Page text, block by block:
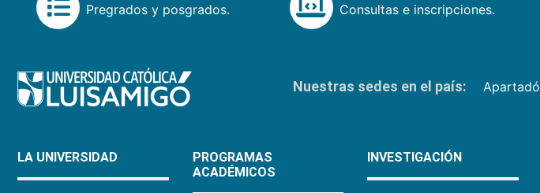
Pregrados y posgrados.
Consultas e inscripciones.
Nuestras sedes en el país: Apartadó
LA UNIVERSIDAD
PROGRAMAS
ACADÉMICOS
INVESTIGACIÓN